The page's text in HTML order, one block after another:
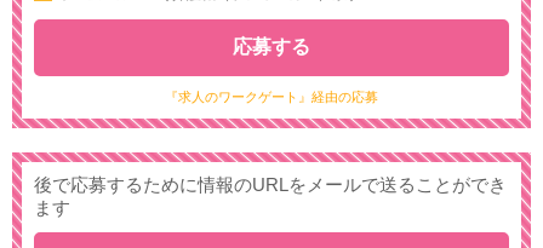
『求人のワークゲート』経由の応募
応募する
後で応募するために情報のURLをメールで送ることができ
ます